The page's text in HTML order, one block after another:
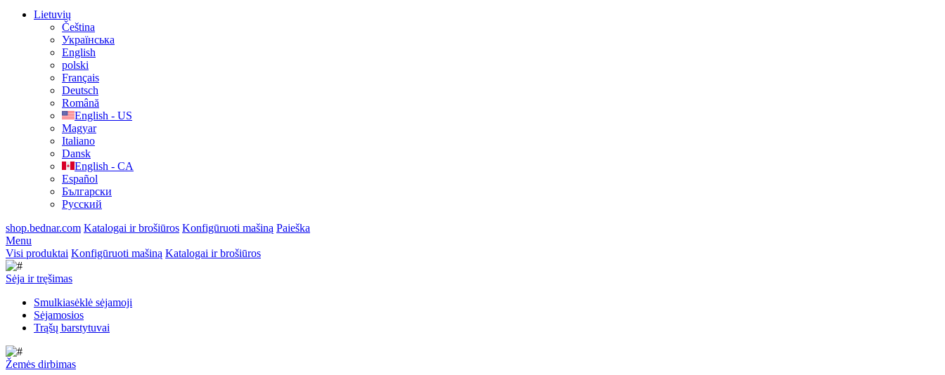
Lietuvių
Čeština
Українська
English
polski
Français
Deutsch
Română
English - US
Magyar
Italiano
Dansk
English - CA
Español
Български
Русский
shop.bednar.com Katalogai ir brošiūros Konfigūruoti mašiną Paieška
Menu
Visi produktai Konfigūruoti mašiną Katalogai ir brošiūros
Sėja ir tręšimas
Smulkiasėklė sėjamoji
Sėjamosios
Trąšų barstytuvai
Žemės dirbimas